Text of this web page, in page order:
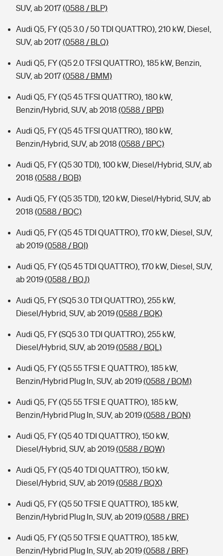
SUV, ab 2017(0588 / BLP)
Audi Q5, FY (Q5 3.0 / 50 TDI QUATTRO), 210 kW, Diesel,
SUV, ab 2017(0588 / BLQ)
Audi Q5, FY (Q5 2.0 TFSI QUATTRO), 185 kW, Benzin,
SUV, ab 2017(0588 / BMM)
Audi Q5, FY (Q5 45 TFSI QUATTRO), 180 kW,
Benzin/Hybrid, SUV, ab 2018 (0588 / BPB)
Audi Q5, FY (Q5 45 TFSI QUATTRO), 180 kW,
Benzin/Hybrid, SUV, ab 2018 (0588 / BPC)
Audi Q5, FY (Q5 30 TDI), 100 kW, Diesel/Hybrid, SUV, ab
2018 (0588 / BQB)
Audi Q5, FY (Q5 35 TDI), 120 kW, Diesel/Hybrid, SUV, ab
2018 (0588 / BQC)
Audi Q5, FY (Q5 45 TDI QUATTRO), 170 kW, Diesel, SUV,
ab 2019(0588 / BQI)
Audi Q5, FY (Q5 45 TDI QUATTRO), 170 kW, Diesel, SUV,
ab 2019(0588 / BQJ)
Audi Q5, FY (SQ5 3.0 TDI QUATTRO), 255 kW,
Diesel/Hybrid, SUV, ab 2019(0588 / BQK)
Audi Q5, FY (SQ5 3.0 TDI QUATTRO), 255 kW,
Diesel/Hybrid, SUV, ab 2019(0588 / BQL)
Audi Q5, FY (Q5 55 TFSI E QUATTRO), 185 kW,
Benzin/Hybrid Plug In, SUV, ab 2019(0588 / BQM)
Audi Q5, FY (Q5 55 TFSI E QUATTRO), 185 kW,
Benzin/Hybrid Plug In, SUV, ab 2019(0588 / BQN)
Audi Q5, FY (Q5 40 TDI QUATTRO), 150 kW,
Diesel/Hybrid, SUV, ab 2019(0588 / BQW)
Audi Q5, FY (Q5 40 TDI QUATTRO), 150 kW,
Diesel/Hybrid, SUV, ab 2019(0588 / BQX)
Audi Q5, FY (Q5 50 TFSI E QUATTRO), 185 kW,
Benzin/Hybrid Plug In, SUV, ab 2019(0588 / BRE)
Audi Q5, FY (Q5 50 TFSI E QUATTRO), 185 kW,
Benzin/Hybrid Plug In, SUV, ab 2019(0588 / BRF)